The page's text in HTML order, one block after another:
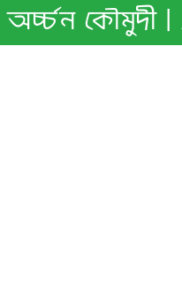
অর্চ্চন কৌমুদী